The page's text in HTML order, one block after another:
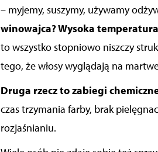
– myjemy, suszymy, używamy
winowajca? Wysoka temperatura
to wszystko stopniowo niszczy
tego, żewłosy wyglądają na
Druga rzecz to zabiegi
czas trzymania farby, brak
rozjaśnianiu.